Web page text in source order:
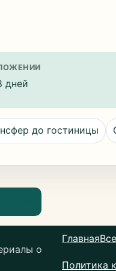
дней
до гостиницы
о
Главная
Политика